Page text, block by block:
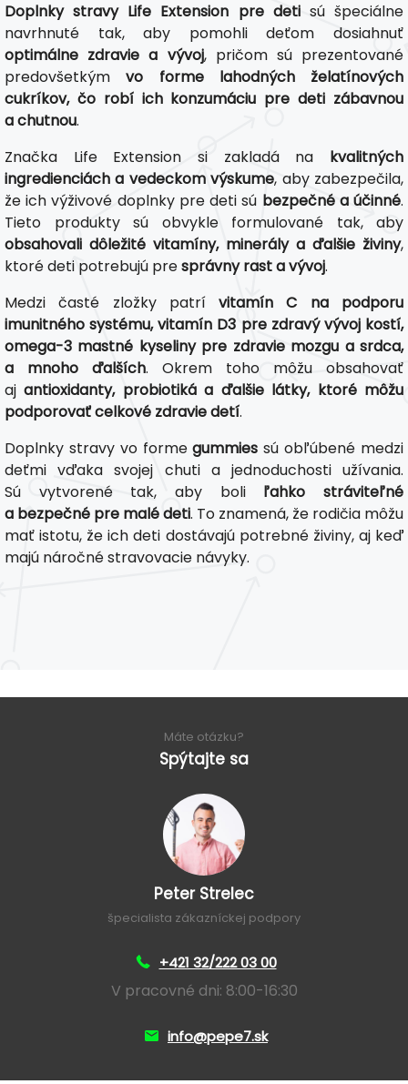
Doplnky stravy Life Extension pre detisú špeciálne
navrhnuté tak, aby pomohli deťom dosiahnuť
optimálne zdravie a vývoj, pričom sú prezentované
predovšetkýmvo forme lahodných želatínových
cukríkov, čo robí ich konzumáciu pre deti zábavnou
a chutnou.
Značka Life Extension si zakladá na kvalitných
ingredienciách a vedeckom výskume, aby zabezpečila,
že ich výživové doplnky pre deti sú bezpečné a účinné.
Tieto produkty sú obvykle formulované tak, aby
obsahovali dôležité vitamíny, minerály a ďalšie živiny,
ktoré deti potrebujú presprávny rast a vývoj.
Medzi časté zložky patrívitamín C na podporu
imunitného systému, vitamín D3 pre zdravý vývoj kostí,
omega-3 mastné kyseliny pre zdravie mozgu a srdca,
a mnoho ďalších. Okrem toho môžu obsahovať
ajantioxidanty, probiotiká a ďalšie látky, ktoré môžu
podporovať celkové zdravie detí.
Doplnky stravy vo formegummies sú obľúbené medzi
deťmi vďaka svojej chuti a jednoduchosti užívania.
Sú vytvorené tak, aby boli ľahko stráviteľné
a bezpečné pre malé deti. To znamená, že rodičia môžu
mať istotu, že ich deti dostávajú potrebné živiny, aj keď
majú náročné stravovacie návyky.
Máte otázku?
Spýtajte sa
Peter Strelec
špecialista zákazníckej podpory
+421 32/222 03 00
V pracovné dni: 8:00-16:30
info@pepe7.sk